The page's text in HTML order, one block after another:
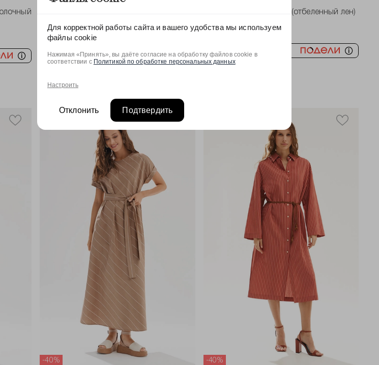
8994 руб 14990 руб
2,248.5 ₽ x 4
31274 Брюки женские (отбеленный лен)
7194 руб 11990 руб
1,798.5 ₽ x 4
-40% -40%
Для корректной работы сайта и вашего удобства мы используем
файлы cookie
Нажимая «Принять», вы даёте согласие на обработку файлов cookie в
соответствии с Политикой по обработке персональных данных
Настроить
Отклонить Подтвердить